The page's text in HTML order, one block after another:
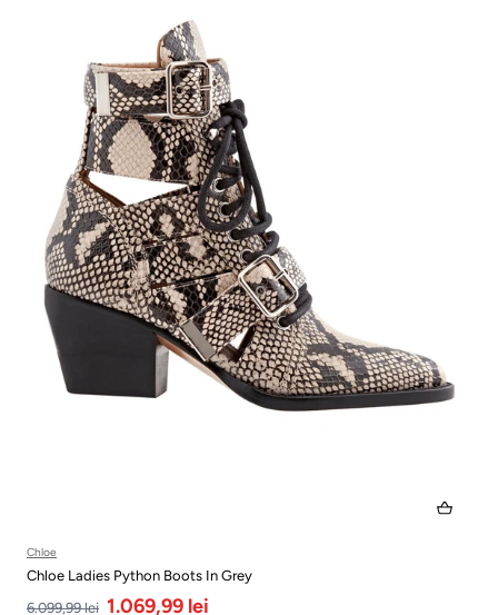
Chloe
Chloe Ladies Python Boots In Grey
6.099,99 lei 1.069,99 lei